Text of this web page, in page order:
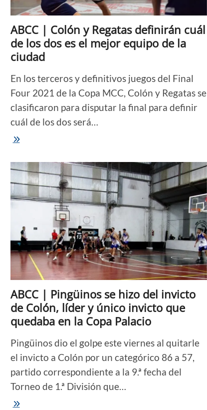
recién
martes
ABCC | Colón y Regatas definirán cuál
de los dos es el mejor equipo de la
ciudad
En los terceros y definitivos juegos del Final
Four 2021 de la Copa MCC, Colón y Regatas se
clasificaron para disputar la final para definir
cuál de los dos será…
ABCC
Regatas
definirán
cuál
de
mejor
equipo
ciudad
ABCC | Pingüinos se hizo del invicto
de Colón, líder y único invicto que
quedaba en la Copa Palacio
Pingüinos dio el golpe este viernes al quitarle
el invicto a Colón por un categórico 86 a 57,
partido correspondiente a la 9.ª fecha del
Torneo de 1.ª División que…
ABCC